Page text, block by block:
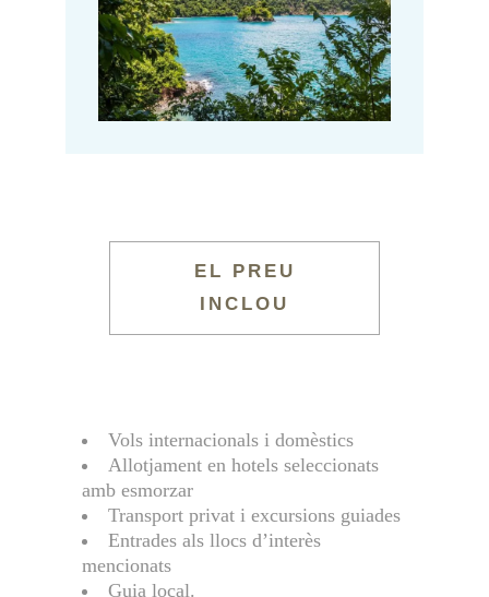
EL PREU
INCLOU
Vols internacionals i domèstics
Allotjament en hotels seleccionats
amb esmorzar
Transport privat i excursions guiades
Entrades als llocs d’interès
mencionats
Guia local.